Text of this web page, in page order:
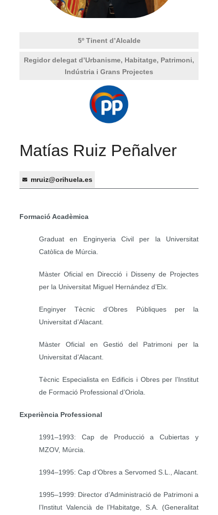
5º Tinent d’Alcalde
Regidor delegat d’Urbanisme, Habitatge, Patrimoni,
Indústria i Grans Projectes
Matías Ruiz Peñalver
mruiz@orihuela.es
Formació Acadèmica
Graduat en Enginyeria Civil per la Universitat
Catòlica de Múrcia.
Màster Oficial en Direcció i Disseny de Projectes
per la Universitat Miguel Hernández d’Elx.
Enginyer Tècnic d’Obres Públiques per la
Universitat d’Alacant.
Màster Oficial en Gestió del Patrimoni per la
Universitat d’Alacant.
Tècnic Especialista en Edificis i Obres per l’Institut
de Formació Professional d’Oriola.
Experiència Professional
1991–1993: Cap de Producció a Cubiertas y
MZOV, Múrcia.
1994–1995: Cap d’Obres a Servomed S.L., Alacant.
1995–1999: Director d’Administració de Patrimoni a
l’Institut Valencià de l’Habitatge, S.A. (Generalitat